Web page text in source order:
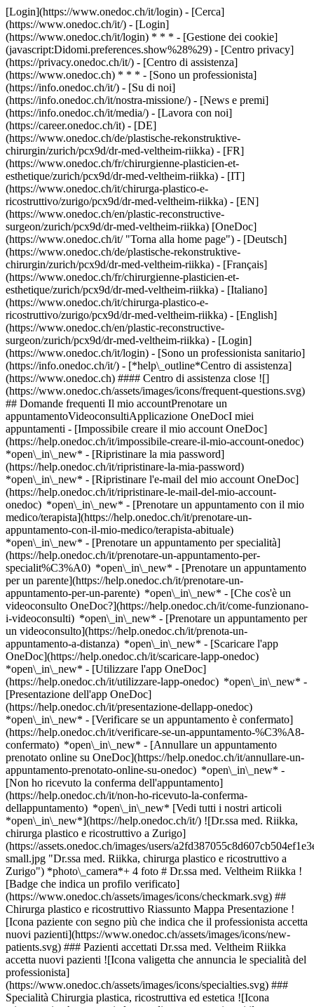
[Login](https://www.onedoc.ch/it/login) - [Cerca]
(https://www.onedoc.ch/it/) - [Login]
(https://www.onedoc.ch/it/login) * * * - [Gestione dei cookie]
(javascript:Didomi.preferences.show%28%29) - [Centro privacy]
(https://privacy.onedoc.ch/it/) - [Centro di assistenza]
(https://www.onedoc.ch) * * * - [Sono un professionista]
(https://info.onedoc.ch/it/) - [Su di noi]
(https://info.onedoc.ch/it/nostra-missione/) - [News e premi]
(https://info.onedoc.ch/it/media/) - [Lavora con noi]
(https://career.onedoc.ch/it) - [DE]
(https://www.onedoc.ch/de/plastische-rekonstruktive-
chirurgin/zurich/pcx9d/dr-med-veltheim-riikka) - [FR]
(https://www.onedoc.ch/fr/chirurgienne-plasticien-et-
esthetique/zurich/pcx9d/dr-med-veltheim-riikka) - [IT]
(https://www.onedoc.ch/it/chirurga-plastico-e-
ricostruttivo/zurigo/pcx9d/dr-med-veltheim-riikka) - [EN]
(https://www.onedoc.ch/en/plastic-reconstructive-
surgeon/zurich/pcx9d/dr-med-veltheim-riikka) [OneDoc]
(https://www.onedoc.ch/it/ "Torna alla home page") - [Deutsch]
(https://www.onedoc.ch/de/plastische-rekonstruktive-
chirurgin/zurich/pcx9d/dr-med-veltheim-riikka) - [Français]
(https://www.onedoc.ch/fr/chirurgienne-plasticien-et-
esthetique/zurich/pcx9d/dr-med-veltheim-riikka) - [Italiano]
(https://www.onedoc.ch/it/chirurga-plastico-e-
ricostruttivo/zurigo/pcx9d/dr-med-veltheim-riikka) - [English]
(https://www.onedoc.ch/en/plastic-reconstructive-
surgeon/zurich/pcx9d/dr-med-veltheim-riikka) - [Login]
(https://www.onedoc.ch/it/login) - [Sono un professionista sanitario]
(https://info.onedoc.ch/it/) - [*help\_outline*Centro di assistenza]
(https://www.onedoc.ch) #### Centro di assistenza close ![]
(https://www.onedoc.ch/assets/images/icons/frequent-questions.svg)
## Domande frequenti Il mio accountPrenotare un
appuntamentoVideoconsultiApplicazione OneDocI miei
appuntamenti - [Impossibile creare il mio account OneDoc]
(https://help.onedoc.ch/it/impossibile-creare-il-mio-account-onedoc)
*open\_in\_new* - [Ripristinare la mia password]
(https://help.onedoc.ch/it/ripristinare-la-mia-password)
*open\_in\_new* - [Ripristinare l'e-mail del mio account OneDoc]
(https://help.onedoc.ch/it/ripristinare-le-mail-del-mio-account-
onedoc) *open\_in\_new* - [Prenotare un appuntamento con il mio
medico/terapista](https://help.onedoc.ch/it/prenotare-un-
appuntamento-con-il-mio-medico/terapista-abituale)
*open\_in\_new* - [Prenotare un appuntamento per specialità]
(https://help.onedoc.ch/it/prenotare-un-appuntamento-per-
specialit%C3%A0) *open\_in\_new* - [Prenotare un appuntamento
per un parente](https://help.onedoc.ch/it/prenotare-un-
appuntamento-per-un-parente) *open\_in\_new* - [Che cos'è un
videoconsulto OneDoc?](https://help.onedoc.ch/it/come-funzionano-
i-videoconsulti) *open\_in\_new* - [Prenotare un appuntamento per
un videoconsulto](https://help.onedoc.ch/it/prenota-un-
appuntamento-a-distanza) *open\_in\_new* - [Scaricare l'app
OneDoc](https://help.onedoc.ch/it/scaricare-lapp-onedoc)
*open\_in\_new* - [Utilizzare l'app OneDoc]
(https://help.onedoc.ch/it/utilizzare-lapp-onedoc) *open\_in\_new* -
[Presentazione dell'app OneDoc]
(https://help.onedoc.ch/it/presentazione-dellapp-onedoc)
*open\_in\_new* - [Verificare se un appuntamento è confermato]
(https://help.onedoc.ch/it/verificare-se-un-appuntamento-%C3%A8-
confermato) *open\_in\_new* - [Annullare un appuntamento
prenotato online su OneDoc](https://help.onedoc.ch/it/annullare-un-
appuntamento-prenotato-online-su-onedoc) *open\_in\_new* -
[Non ho ricevuto la conferma dell'appuntamento]
(https://help.onedoc.ch/it/non-ho-ricevuto-la-conferma-
dellappuntamento) *open\_in\_new* [Vedi tutti i nostri articoli
*open\_in\_new*](https://help.onedoc.ch/it/) ![Dr.ssa med. Riikka,
chirurga plastico e ricostruttivo a Zurigo]
(https://assets.onedoc.ch/images/users/
small.jpg "Dr.ssa med. Riikka, chirurga plastico e ricostruttivo a
Zurigo") *photo\_camera*+ 4 foto # Dr.ssa med. Veltheim Riikka !
[Badge che indica un profilo verificato]
(https://www.onedoc.ch/assets/images/icons/checkmark.svg) ##
Chirurga plastico e ricostruttivo Riassunto Mappa Presentazione !
[Icona paziente con segno più che indica che il professionista accetta
nuovi pazienti](https://www.onedoc.ch/assets/images/icons/new-
patients.svg) ### Pazienti accettati Dr.ssa med. Veltheim Riikka
accetta nuovi pazienti ![Icona valigetta che annuncia le specialità del
professionista]
(https://www.onedoc.ch/assets/images/icons/specialties.svg) ###
Specialità Chirurgia plastica, ricostruttiva ed estetica ![Icona